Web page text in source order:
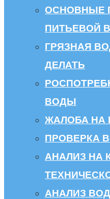
ОСНОВНЫЕ
ПИТЬЕВОЙ
ГРЯЗНАЯ
ДЕЛАТЬ
ВОДЫ
ЖАЛОБА НА
ПРОВЕРКА
АНАЛИЗ НА
АНАЛИЗ